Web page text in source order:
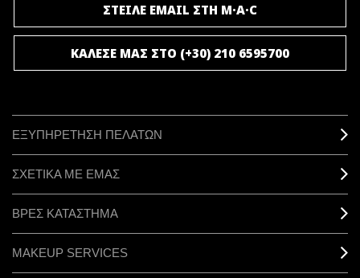
ΣΤΕΙΛΕ EMAIL ΣΤΗ M·A·C
ΚΑΛΕΣΕ ΜΑΣ ΣΤΟ (+30) 210 6595700
ΕΞΥΠΗΡΕΤΗΣΗ ΠΕΛΑΤΩΝ
ΣΧΕΤΙΚΑ ΜΕ ΕΜΑΣ
ΒΡΕΣ ΚΑΤΑΣΤΗΜΑ
MAKEUP SERVICES